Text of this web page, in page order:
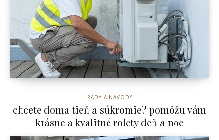
RADY A NÁVODY
chcete doma tieň a súkromie? pomôžu vám
krásne a kvalitné rolety deň a noc